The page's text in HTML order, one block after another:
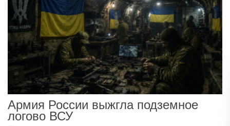
Армия России выжгла подземное
логово ВСУ